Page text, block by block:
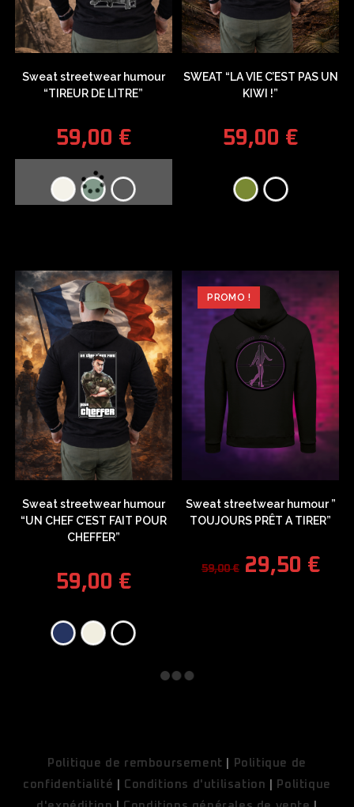
Sweat streetwear humour
“TIREUR DE LITRE”
59,00 €
SWEAT “LA VIE C’EST PAS UN
KIWI !”
59,00 €
Sweat streetwear humour
“UN CHEF C’EST FAIT POUR
CHEFFER”
59,00 €
PROMO !
Sweat streetwear humour ”
TOUJOURS PRÊT A TIRER”
59,00€ 29,50 €
Politique de remboursement
Politique de
confidentialité
Conditions d'utilisation
Politique
COUPONX9917593808